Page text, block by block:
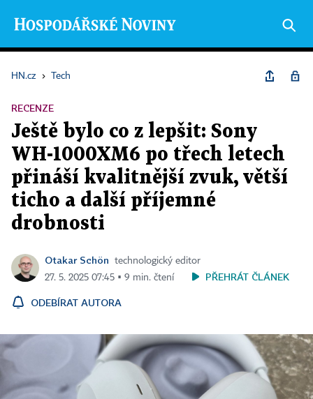
HN.cz › Tech
RECENZE
Ještě bylo co z lepšit: Sony
WH-1000XM6 po třech letech
přináší kvalitnější zvuk, větší
ticho a další příjemné
drobnosti
Otakar Schön
technologický editor
27. 5. 2025 07:45 ▪ 9 min. čtení
PŘEHRÁT ČLÁNEK
ODEBÍRAT AUTORA